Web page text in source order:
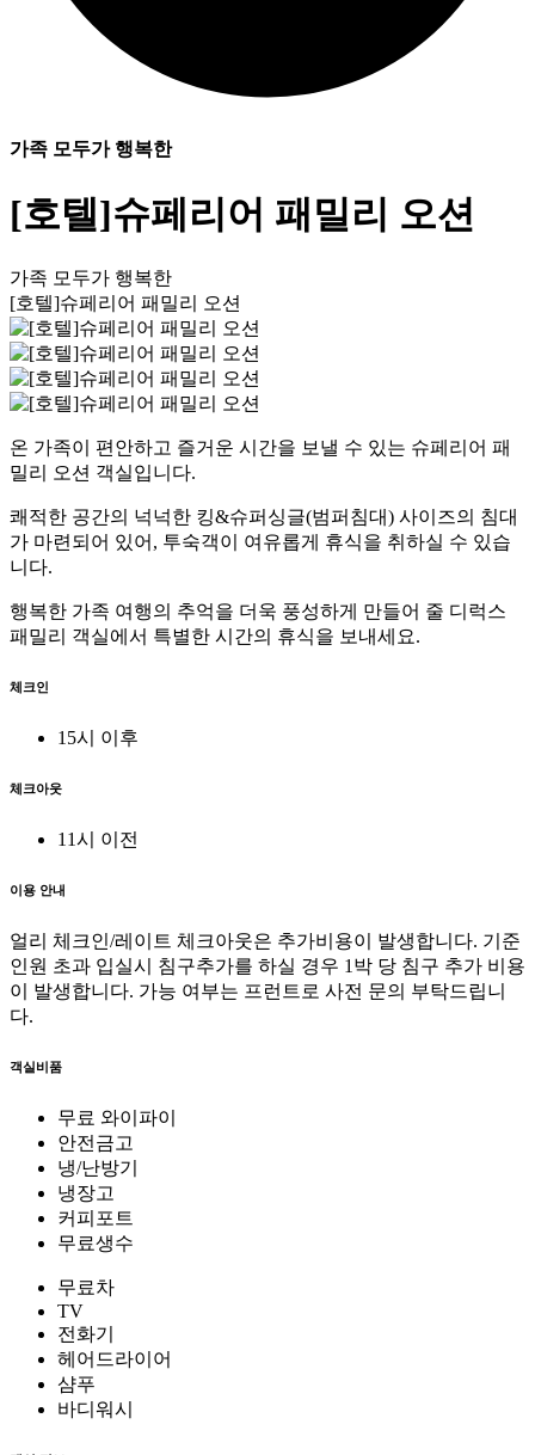
가족 모두가 행복한
[호텔]슈페리어 패밀리 오션
가족 모두가 행복한
[호텔]슈페리어 패밀리 오션
온 가족이 편안하고 즐거운 시간을 보낼 수 있는 슈페리어 패
밀리 오션 객실입니다.
쾌적한 공간의 넉넉한 킹&슈퍼싱글(범퍼침대) 사이즈의 침대
가 마련되어 있어, 투숙객이 여유롭게 휴식을 취하실 수 있습
니다.
행복한 가족 여행의 추억을 더욱 풍성하게 만들어 줄 디럭스
패밀리 객실에서 특별한 시간의 휴식을 보내세요.
체크인
15시 이후
체크아웃
11시 이전
이용 안내
얼리 체크인/레이트 체크아웃은 추가비용이 발생합니다. 기준
인원 초과 입실시 침구추가를 하실 경우 1박 당 침구 추가 비용
이 발생합니다. 가능 여부는 프런트로 사전 문의 부탁드립니
다.
객실비품
무료 와이파이
안전금고
냉/난방기
냉장고
커피포트
무료생수
무료차
TV
전화기
헤어드라이어
샴푸
바디워시